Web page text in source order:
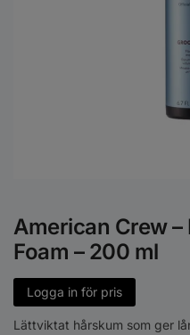
American Crew
Foam – 200 ml
Logga in för pris
Lättviktat hårskum som ger